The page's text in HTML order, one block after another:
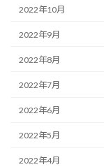
2022年10月
2022年9月
2022年8月
2022年7月
2022年6月
2022年5月
2022年4月